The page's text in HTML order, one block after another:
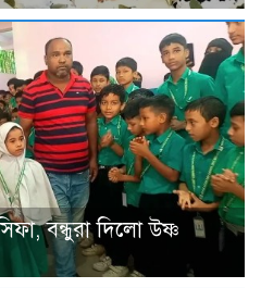
বন্ধুরা দিলো উষ্ণ